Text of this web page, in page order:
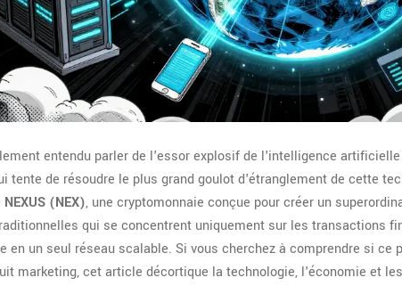
entendu parler de l'essor explosif de l'intelligence
tente de résoudre le plus grand goulot d'étranglement de cette
NEXUS (NEX), une cryptomonnaie conçue pour créer un
qui se concentrent uniquement sur les transactions
en un seul réseau scalable. Si vous cherchez à comprendre si ce
marketing, cet article décortique la technologie, l'économie et